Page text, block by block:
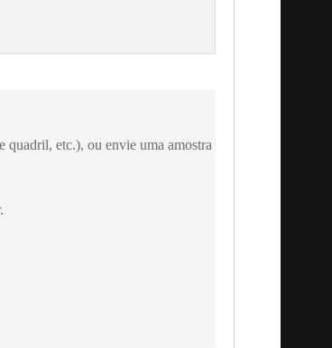
quadril, etc.), ou envie uma amostra